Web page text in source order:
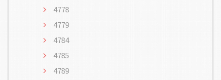
4778
4779
4784
4785
4789